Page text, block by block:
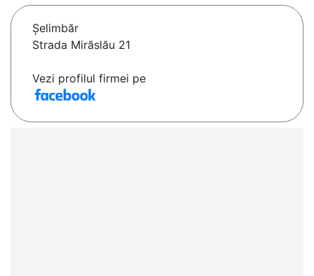
Şelimbăr
Strada Mirăslău 21
Vezi profilul firmei pe